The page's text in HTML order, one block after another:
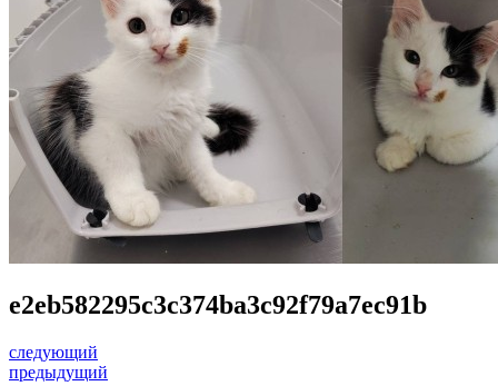
e2eb582295c3c374ba3c92f79a7ec91b
следующий
предыдущий